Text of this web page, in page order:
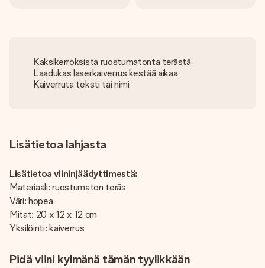
Kaksikerroksista ruostumatonta terästä
Laadukas laserkaiverrus kestää aikaa
Kaiverruta teksti tai nimi
Lisätietoa lahjasta
Lisätietoa viininjäädyttimestä:
Materiaali: ruostumaton teräs
Väri: hopea
Mitat: 20 x 12 x 12 cm
Yksilöinti: kaiverrus
Pidä viini kylmänä tämän tyylikkään